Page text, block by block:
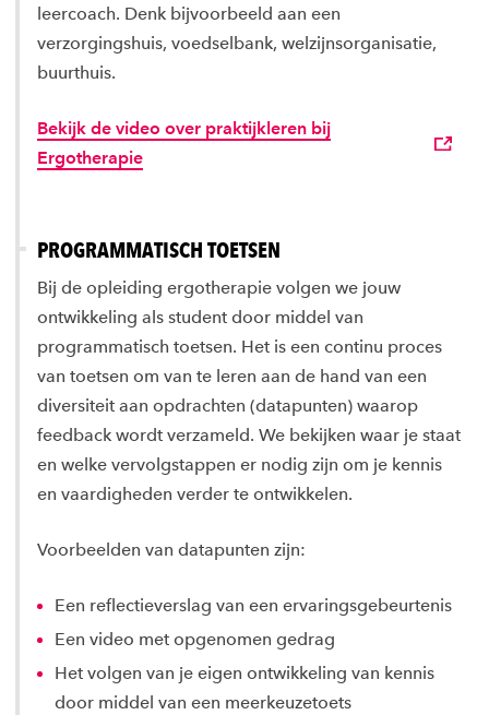
leercoach. Denk bijvoorbeeld aan een
verzorgingshuis, voedselbank, welzijnsorganisatie,
buurthuis.
Bekijk de video over praktijkleren bij
Ergotherapie
PROGRAMMATISCH TOETSEN
Bij de opleiding ergotherapie volgen we jouw
ontwikkeling als student door middel van
programmatisch toetsen. Het is een continu proces
van toetsen om van te leren aan de hand van een
diversiteit aan opdrachten (datapunten) waarop
feedback wordt verzameld. We bekijken waar je staat
en welke vervolgstappen er nodig zijn om je kennis
en vaardigheden verder te ontwikkelen.
Voorbeelden van datapunten zijn:
Een reflectieverslag van een ervaringsgebeurtenis
Een video met opgenomen gedrag
Het volgen van je eigen ontwikkeling van kennis
door middel van een meerkeuzetoets